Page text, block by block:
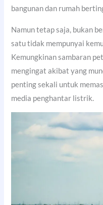
bangunan dan rumah
Namun tetap saja, bukan
satu tidak mempunyai
Kemungkinan sambaran
mengingat akibat yang
penting sekali untuk
media penghantar listrik.